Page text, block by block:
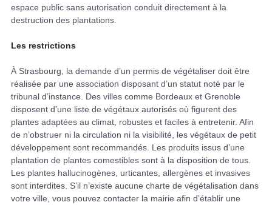
espace public sans autorisation conduit directement à la
destruction des plantations.
Les restrictions
À Strasbourg, la demande d’un permis de végétaliser doit être
réalisée par une association disposant d’un statut noté par le
tribunal d’instance. Des villes comme Bordeaux et Grenoble
disposent d’une liste de végétaux autorisés où figurent des
plantes adaptées au climat, robustes et faciles à entretenir. Afin
de n’obstruer ni la circulation ni la visibilité, les végétaux de petit
développement sont recommandés. Les produits issus d’une
plantation de plantes comestibles sont à la disposition de tous.
Les plantes hallucinogènes, urticantes, allergènes et invasives
sont interdites. S’il n’existe aucune charte de végétalisation dans
votre ville, vous pouvez contacter la mairie afin d’établir une